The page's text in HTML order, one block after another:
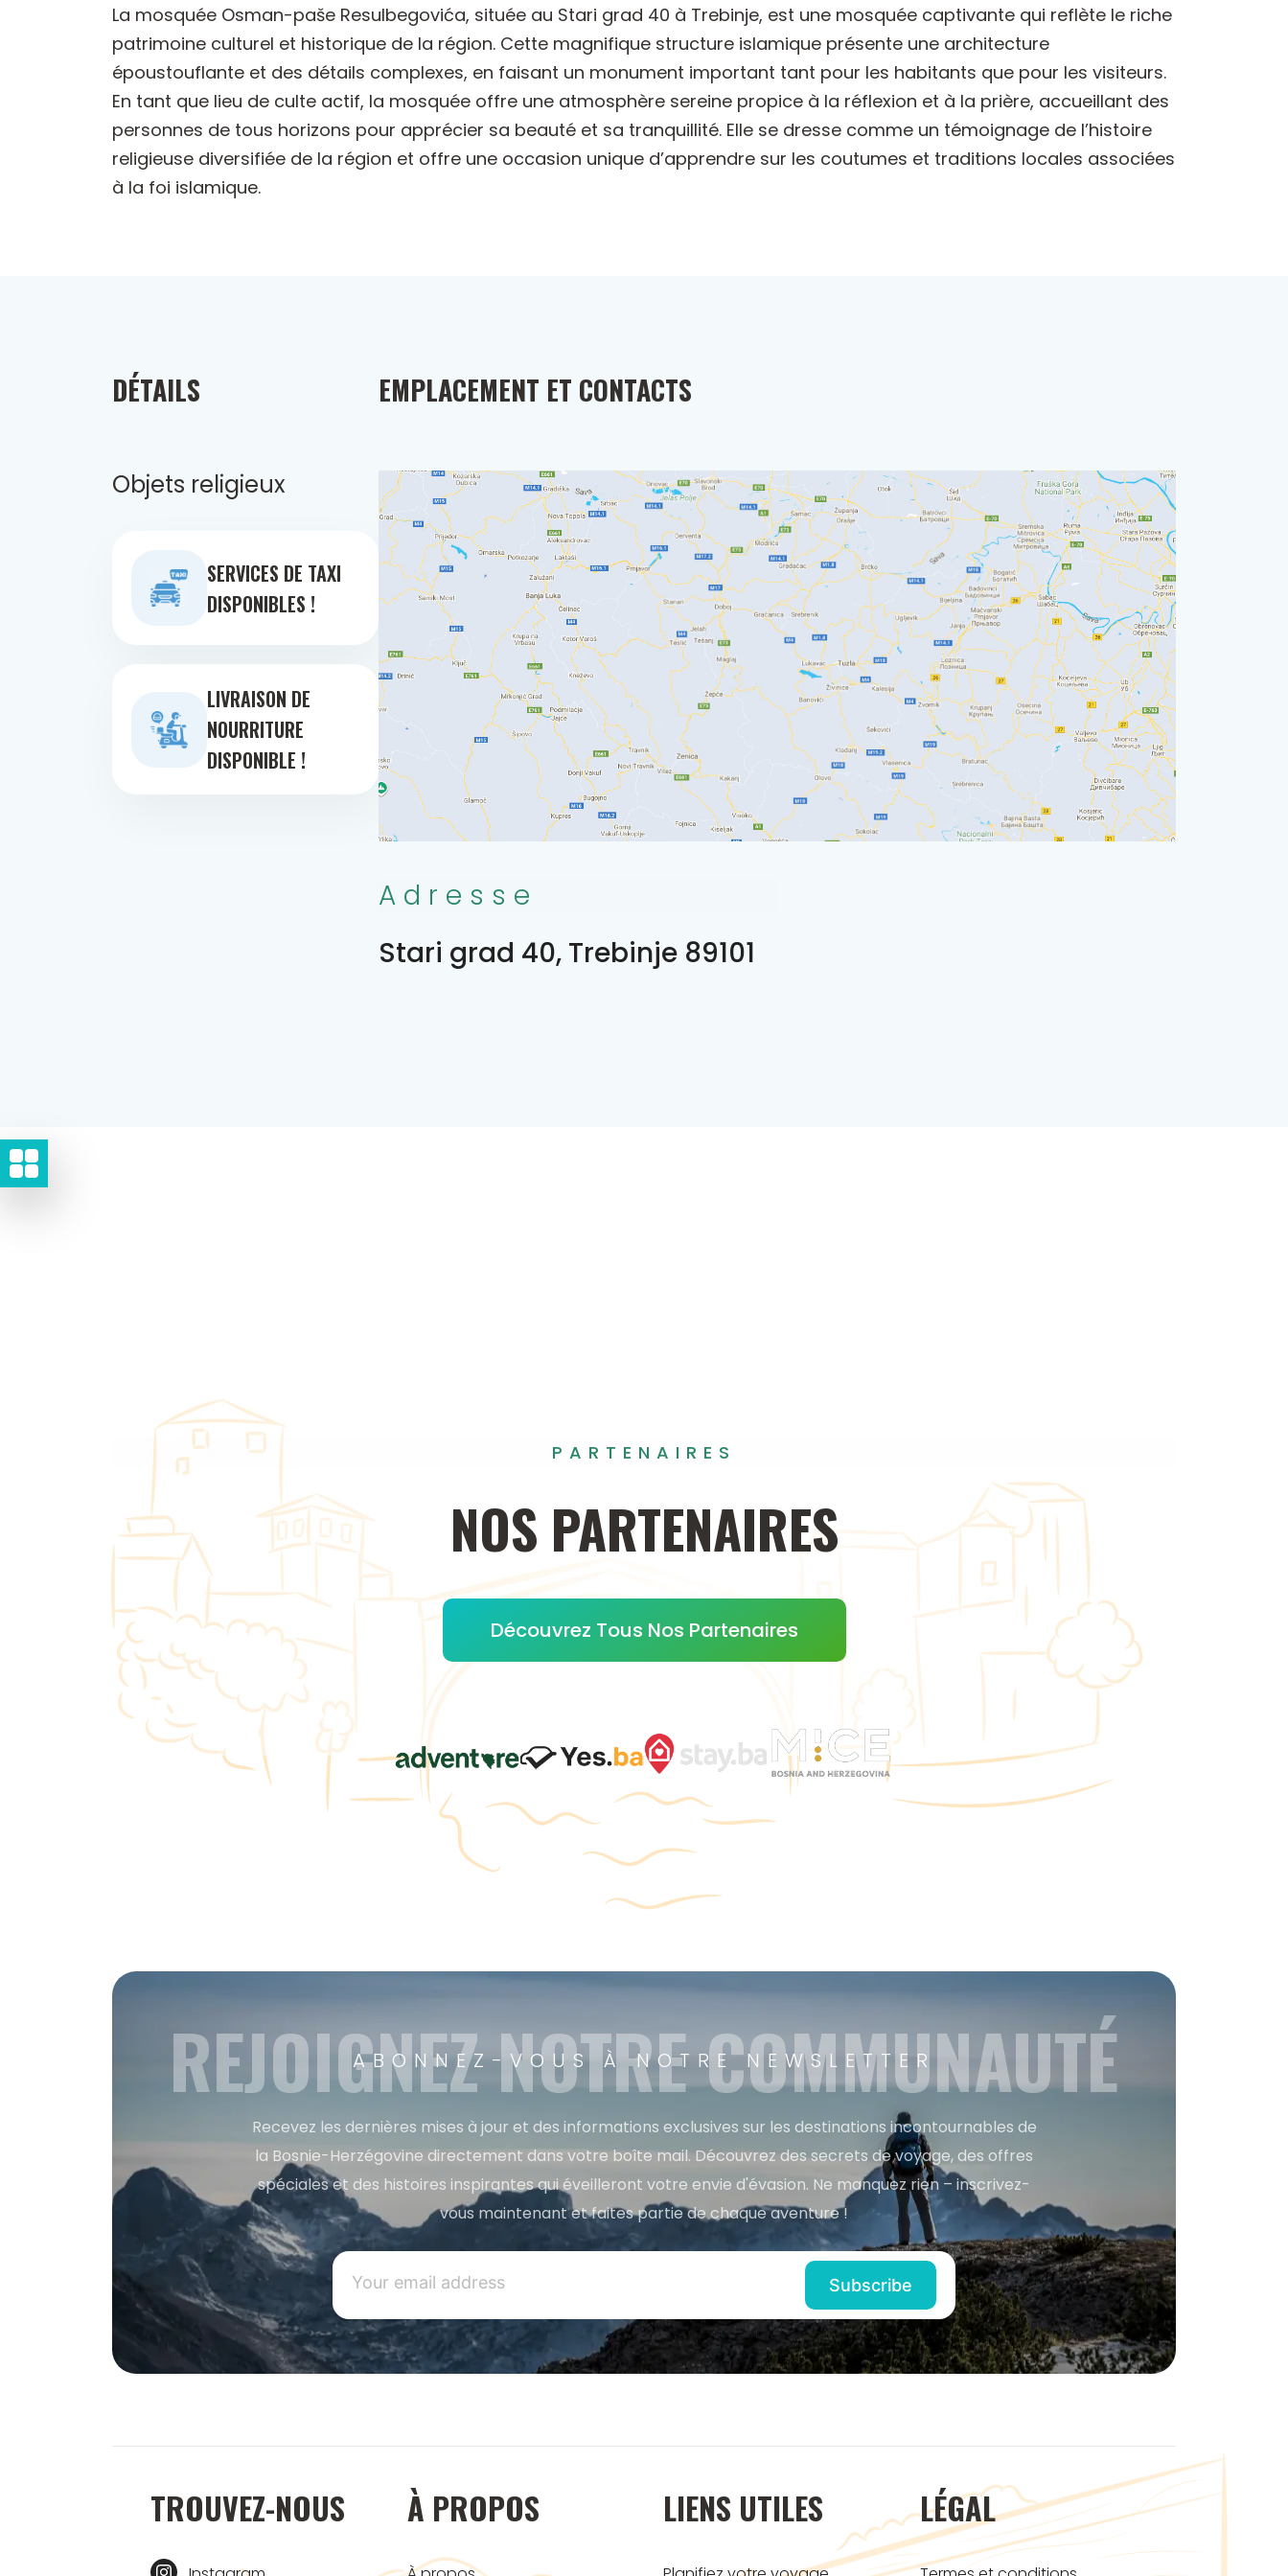
La mosquée Osman-paše Resulbegovića, située au Stari grad 40 à Trebinje, est une mosquée captivante qui reflète le riche
patrimoine culturel et historique de la région. Cette magnifique structure islamique présente une architecture
époustouflante et des détails complexes, en faisant un monument important tant pour les habitants que pour les visiteurs.
En tant que lieu de culte actif, la mosquée offre une atmosphère sereine propice à la réflexion et à la prière, accueillant des
personnes de tous horizons pour apprécier sa beauté et sa tranquillité. Elle se dresse comme un témoignage de l’histoire
religieuse diversifiée de la région et offre une occasion unique d’apprendre sur les coutumes et traditions locales associées
à la foi islamique.
DÉTAILS
Objets religieux
SERVICES DE TAXI
DISPONIBLES !
LIVRAISON DE
NOURRITURE
DISPONIBLE !
EMPLACEMENT ET CONTACTS
Adresse
Stari grad 40, Trebinje 89101
PARTENAIRES
NOS PARTENAIRES
Découvrez Tous Nos Partenaires
ABONNEZ-VOUS À NOTRE NEWSLETTER
REJOIGNEZ NOTRE COMMUNAUTÉ
Recevez les dernières mises à jour et des informations exclusives sur les destinations incontournables de
la Bosnie-Herzégovine directement dans votre boîte mail. Découvrez des secrets de voyage, des offres
spéciales et des histoires inspirantes qui éveilleront votre envie d'évasion. Ne manquez rien – inscrivez-
vous maintenant et faites partie de chaque aventure !
TROUVEZ-NOUS À PROPOS LIENS UTILES LÉGAL